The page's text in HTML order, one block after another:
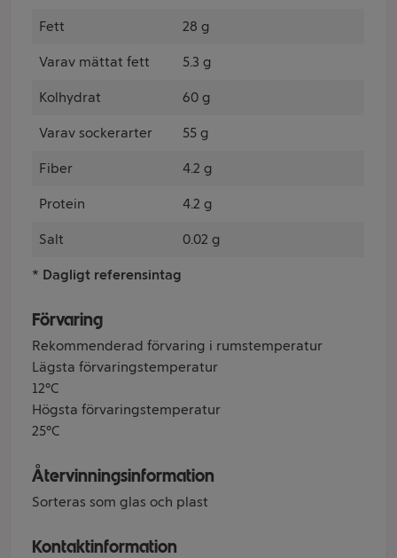
Fett 28 g
Varav mättat fett 5.3 g
Kolhydrat 60 g
Varav sockerarter 55 g
Fiber 4.2 g
Protein 4.2 g
Salt 0.02 g
* Dagligt referensintag
Förvaring
Rekommenderad förvaring i rumstemperatur
Lägsta förvaringstemperatur
12°C
Högsta förvaringstemperatur
25°C
Återvinningsinformation
Sorteras som glas och plast
Kontaktinformation